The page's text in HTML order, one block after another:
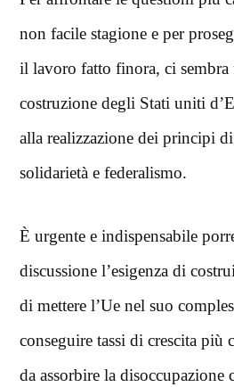
non facile stagione e per
il lavoro fatto finora, ci sembra
costruzione degli Stati uniti
alla realizzazione dei principi
solidarietà e federalismo.
È urgente e indispensabile
discussione l’esigenza di
di mettere l’Ue nel suo
conseguire tassi di crescita più
da assorbire la